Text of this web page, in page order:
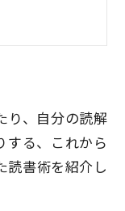
り、自分の読解
する、これから
読書術を紹介し